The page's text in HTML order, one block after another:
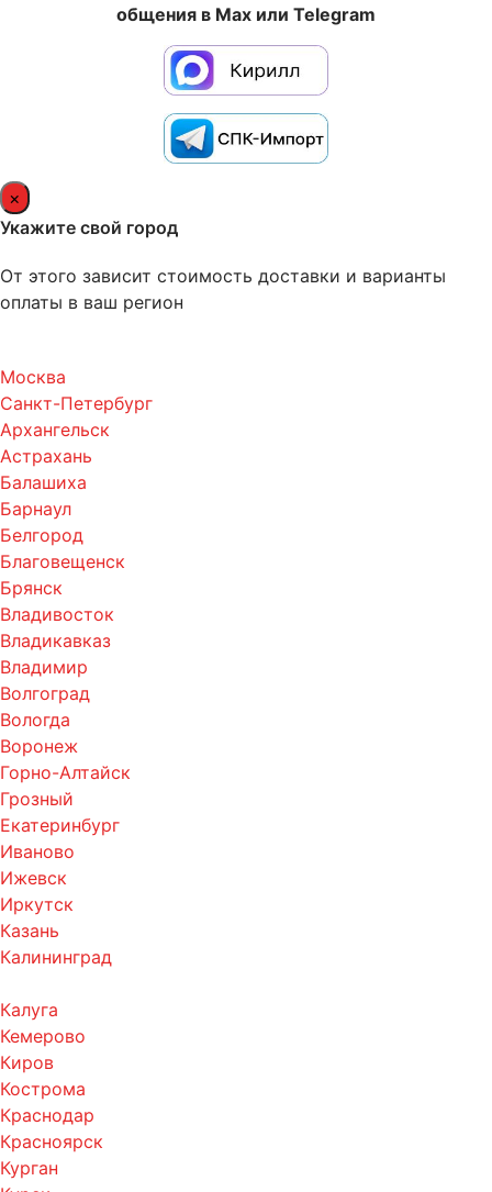
общения в Max или Telegram
×
Укажите свой город
От этого зависит стоимость доставки и варианты
оплаты в ваш регион
Москва
Санкт-Петербург
Архангельск
Астрахань
Балашиха
Барнаул
Белгород
Благовещенск
Брянск
Владивосток
Владикавказ
Владимир
Волгоград
Вологда
Воронеж
Горно-Алтайск
Грозный
Екатеринбург
Иваново
Ижевск
Иркутск
Казань
Калининград
Калуга
Кемерово
Киров
Кострома
Краснодар
Красноярск
Курган